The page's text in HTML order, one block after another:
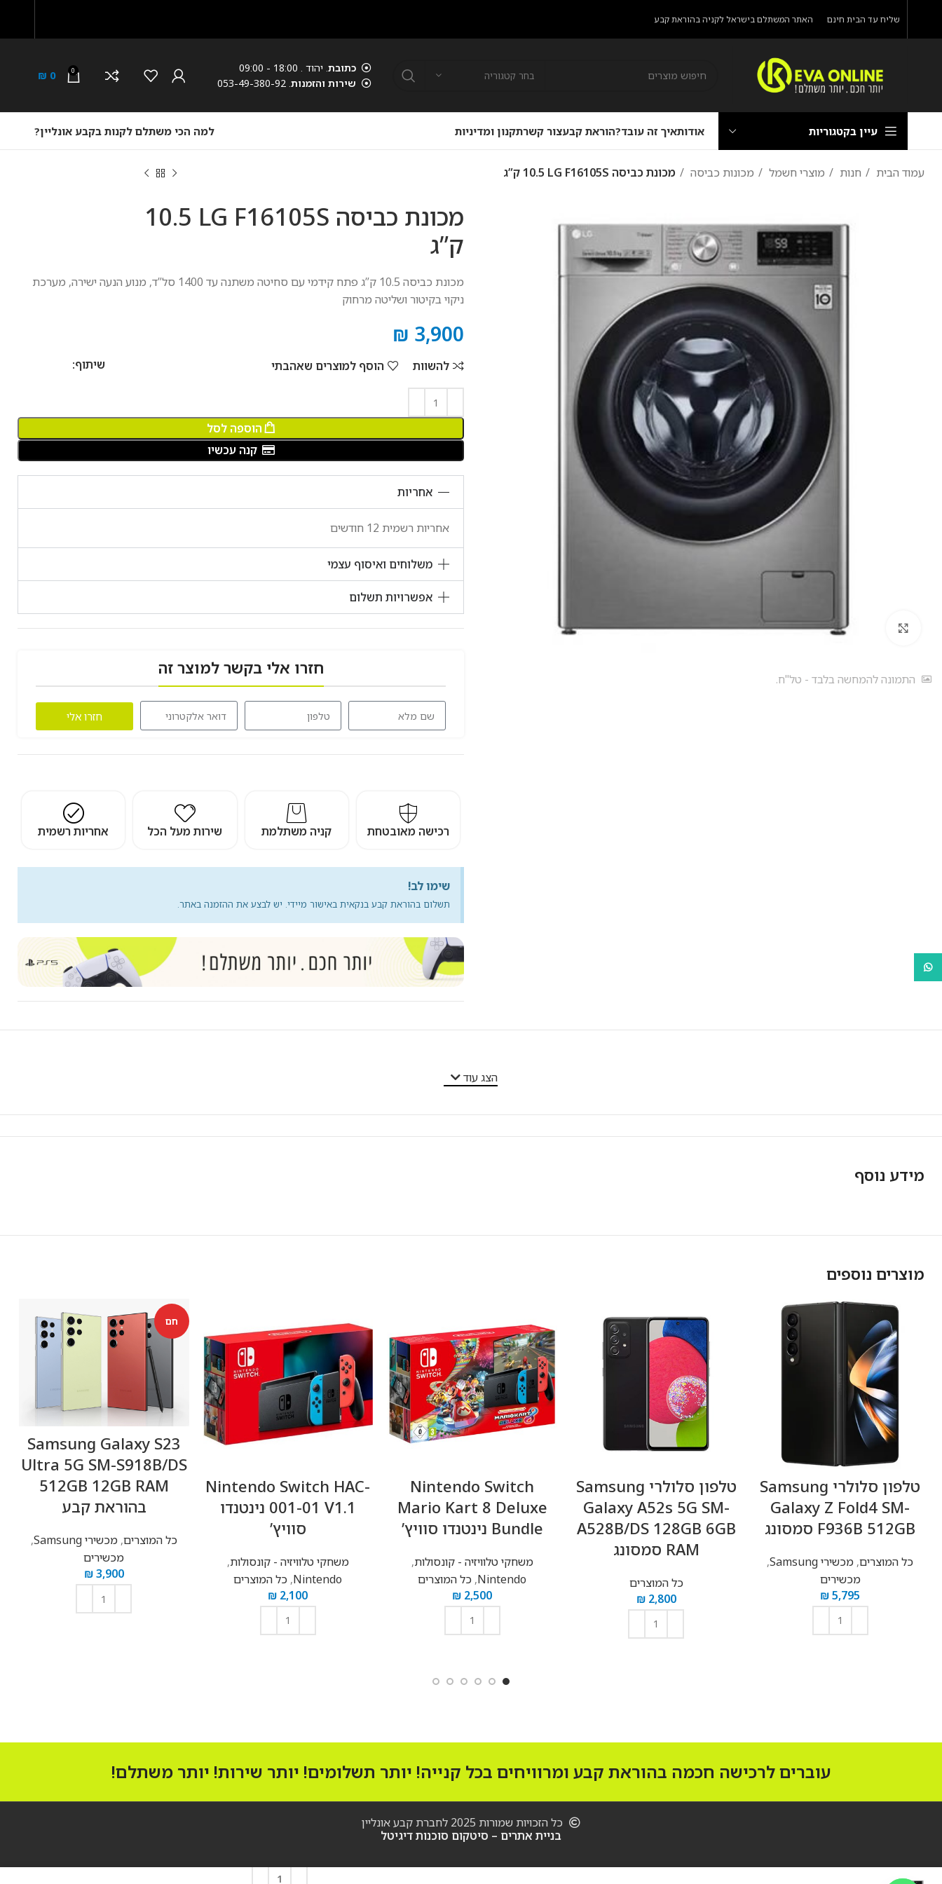
שליח עד הבית חינם האתר המשתלם בישראל לקניה בהוראת קבע
בחר קטגוריה
כתובת . יהוד . 18:00 - 09:00
שירות והזמנות
0
₪ 0
עיין בקטגוריות אודותאיך זה עובד?הוראת קבעצור קשרתקנון ומדיניות למה הכי משתלם לקנות בקבע אונליין?
עמוד הבית חנות מוצרי חשמל מכונות כביסה מכונת כביסה LG F16105S ‏10.5 ‏ק”ג
לחץ להגדלה
התמונה להמחשה בלבד - טל"ח.
מכונת כביסה LG F16105S ‏10.5
‏ק”ג
מכונת כביסה 10.5 ק”ג פתח קידמי עם סחיטה משתנה עד 1400 סל”ד, מנוע הנעה ישירה, מערכת
ניקוי בקיטור ושליטה מרחוק
₪ 3,900
להשוות הוסף למוצרים שאהבתי שיתוף:
הוספה לסל
קנה עכשיו
אחריות
אחריות רשמית 12 חודשים
משלוחים ואיסוף עצמי
אפשרויות תשלום
חזרו אלי בקשר למוצר זה
חזרו אלי
רכישה מאובטחת קניה משתלמת שירות מעל הכל אחריות רשמית
שימו לב!
תשלום בהוראת קבע בנקאית באישור מיידי. יש לבצע את ההזמנה באתר.
הצג עוד
מידע נוסף
מוצרים נוספים
טלפון סלולרי Samsung
Galaxy Z Fold4 SM-
F936B 512GB סמסונג
כל המוצרים, מכשירי Samsung
,
מכשירים
₪5,795
טלפון סלולרי Samsung
Galaxy A52s 5G SM-
A528B/DS 128GB 6GB
RAM סמסונג
כל המוצרים
₪2,800
Nintendo Switch
Mario Kart 8 Deluxe
Bundle נינטנדו סוויץ’
משחקי טלוויזיה - קונסולות,
Nintendo
, כל המוצרים
₪ 2,500
Nintendo Switch HAC-
001-01 V1.1 נינטנדו
סוויץ’
משחקי טלוויזיה - קונסולות,
Nintendo
, כל המוצרים
₪ 2,100
חם
Samsung Galaxy S23
Ultra 5G SM-S918B/DS
512GB 12GB RAM
בהוראת קבע
כל המוצרים,מכשירי Samsung
,
מכשירים
₪3,900
עוברים לרכישה חכמה בהוראת קבע ומרוויחים בכל קנייה! יותר תשלומים! יותר שירות! יותר משתלם!
כל הזכויות שמורות 2025 לחברת קבע אונליין
בניית אתרים – סיטקום סוכנות דיגיטל